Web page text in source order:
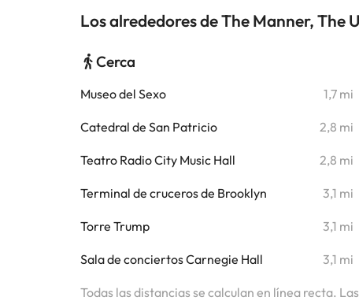
Los alrededores de The Manner, The
Cerca
Museo del Sexo 1,7 mi
Catedral de San Patricio 2,8 mi
Teatro Radio City Music Hall 2,8 mi
Terminal de cruceros de Brooklyn 3,1 mi
Torre Trump 3,1 mi
Sala de conciertos Carnegie Hall 3,1 mi
Todas las distancias se calculan en línea recta.